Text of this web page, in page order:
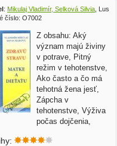
: Mikulaj Vladimír, Selková Silvia , Lusk
číslo: O7002
Z obsahu: Aký
význam majú živiny
v potrave, Pitný
režim v tehotenstve,
Ako často a čo má
tehotná žena jesť,
Zápcha v
tehotenstve, Výživa
počas dojčenia,